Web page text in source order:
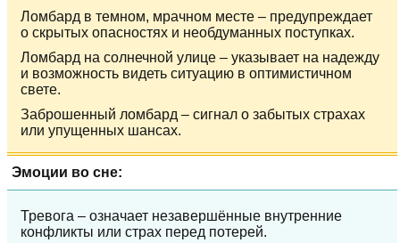
Ломбард в темном, мрачном месте – предупреждает
о скрытых опасностях и необдуманных поступках.
Ломбард на солнечной улице – указывает на надежду
и возможность видеть ситуацию в оптимистичном
свете.
Заброшенный ломбард – сигнал о забытых страхах
или упущенных шансах.
Эмоции во сне:
Тревога – означает незавершённые внутренние
конфликты или страх перед потерей.